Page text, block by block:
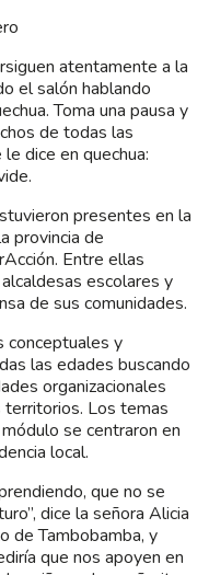
atentamente a la
el salón hablando
Toma una pausa y
de todas las
dice en quechua:
presentes en la
provincia de
Entre ellas
escolares y
de sus comunidades.
conceptuales y
las edades buscando
organizacionales
territorios. Los temas
se centraron en
local.
que no se
dice la señora Alicia
de Tambobamba, y
que nos apoyen en